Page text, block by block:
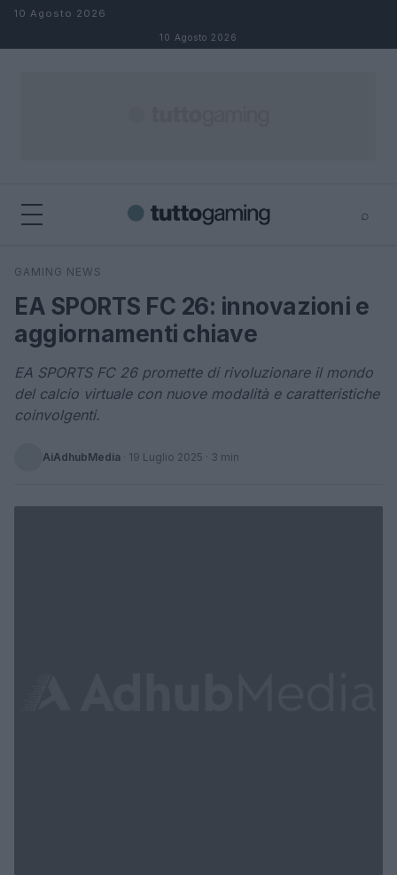
Salta al contenuto
10 Agosto 2026
10 Agosto 2026
⌕
Cerca
GAMING NEWS
EA SPORTS FC 26: innovazioni e
aggiornamenti chiave
EA SPORTS FC 26 promette di rivoluzionare il mondo
del calcio virtuale con nuove modalità e caratteristiche
coinvolgenti.
AiAdhubMedia · 19 Luglio 2025 · 3 min